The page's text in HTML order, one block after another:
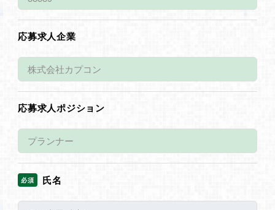
応募求人企業
応募求人ポジション
必須 氏名